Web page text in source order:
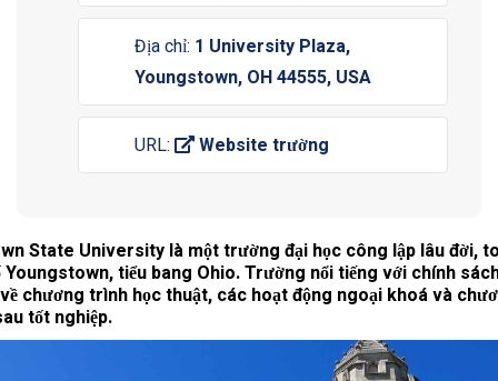
Địa chỉ: 1 University Plaza,
Youngstown, OH 44555, USA
URL: Website trường
State University là một trường đại học công lập lâu đời,
Youngstown, tiểu bang Ohio. Trường nổi tiếng với chính
chương trình học thuật, các hoạt động ngoại khoá và
tốt nghiệp.